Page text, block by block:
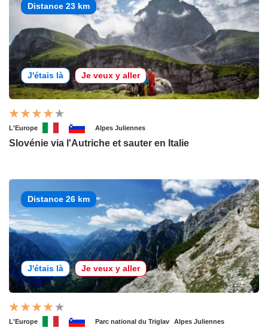
Distance 23 km
J'étais là Je veux y aller
L'Europe Alpes Juliennes
Slovénie via l'Autriche et sauter en Italie
Distance 26 km
J'étais là Je veux y aller
L'Europe Parc national du Triglav Alpes Juliennes